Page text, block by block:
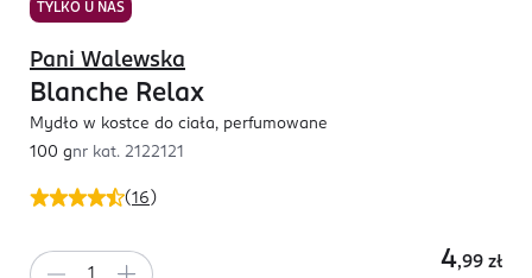
TYLKO U NAS
(16 )
Pani Walewska
Blanche Relax
Mydło w kostce do ciała, perfumowane
100 gnr kat. 2122121
4,99 zł